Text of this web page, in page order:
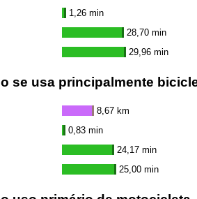
1,26 min
28,70 min
29,96 min
se usa principalmente
8,67 km
0,83 min
24,17 min
25,00 min